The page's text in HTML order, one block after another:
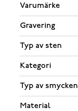
Varumärke
Gravering
Typ av sten
Kategori
Typ av smycken
Material